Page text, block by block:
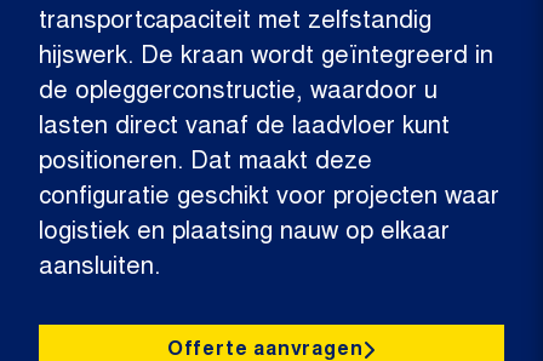
transportcapaciteit met zelfstandig
hijswerk. De kraan wordt geïntegreerd in
de opleggerconstructie, waardoor u
lasten direct vanaf de laadvloer kunt
positioneren. Dat maakt deze
configuratie geschikt voor projecten waar
logistiek en plaatsing nauw op elkaar
aansluiten.
Offerte aanvragen